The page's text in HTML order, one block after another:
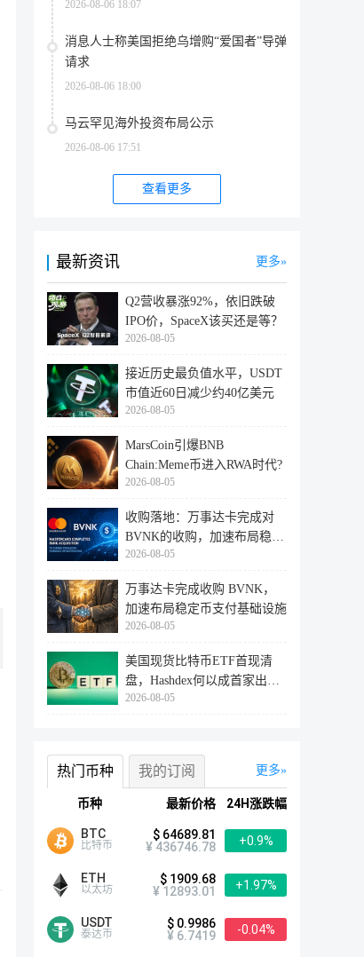
2026-08-06 18:07
消息人士称美国拒绝乌增购“爱国者”导弹
请求
2026-08-06 18:00
马云罕见海外投资布局公示
2026-08-06 17:51
查看更多
最新资讯 更多
Q2营收暴涨92%，依旧跌破
IPO价，SpaceX该买还是等？
2026-08-05
接近历史最负值水平，USDT
市值近60日减少约40亿美元
2026-08-05
MarsCoin引爆BNB
Chain:Meme币进入RWA时代?
2026-08-05
收购落地：万事达卡完成对
BVNK的收购，加速布局稳定
币支付赛
2026-08-05
万事达卡完成收购 BVNK，
加速布局稳定币支付基础设施
2026-08-05
美国现货比特币ETF首现清
盘，Hashdex何以成首家出局
者？
2026-08-05
更多
热门币种 我的订阅
币种 最新价格 24H涨跌幅
BTC
比特币
$ 64689.81
¥ 436746.78
+0.9%
ETH
以太坊
$ 1909.68
¥ 12893.01
+1.97%
USDT
泰达币
$ 0.9986
¥ 6.7419
-0.04%